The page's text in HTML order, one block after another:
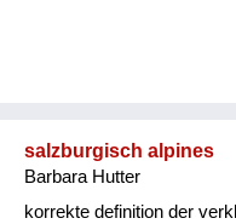
salzburgisch alpines
Barbara Hutter
korrekte definition der